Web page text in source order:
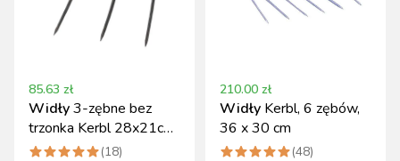
85.63 zł
Widły3-zębne bez
trzonka Kerbl 28x21cm
stal hartowana
(18)
210.00 zł
Widły Kerbl, 6 zębów,
36 x 30 cm
(48)